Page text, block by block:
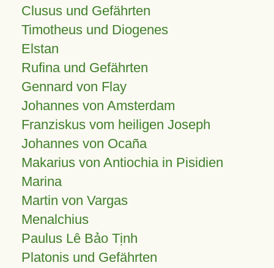
Clusus und Gefährten
Timotheus und Diogenes
Elstan
Rufina und Gefährten
Gennard von Flay
Johannes von Amsterdam
Franziskus vom heiligen Joseph
Johannes von Ocaña
Makarius von Antiochia in Pisidien
Marina
Martin von Vargas
Menalchius
Paulus Lê Bảo Tịnh
Platonis und Gefährten